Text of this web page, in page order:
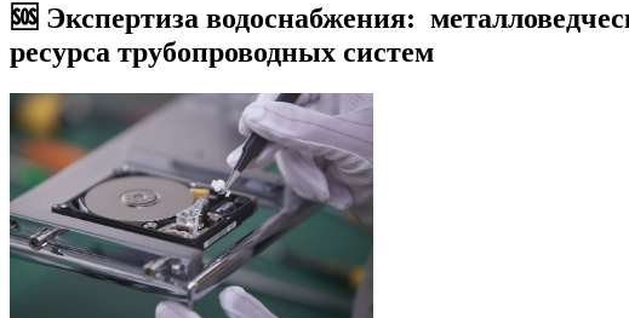
🆘 Экспертиза водоснабжения:
ресурса трубопроводных систем